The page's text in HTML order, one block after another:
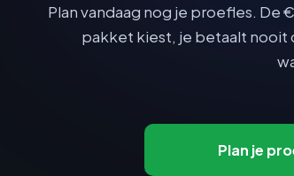
Plan vandaag nog je proefles. De
pakket kiest, je betaalt
Plan je